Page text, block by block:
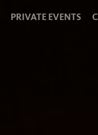
PRIVATE EVENTS